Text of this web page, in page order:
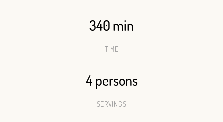
340 min
TIME
4 persons
SERVINGS